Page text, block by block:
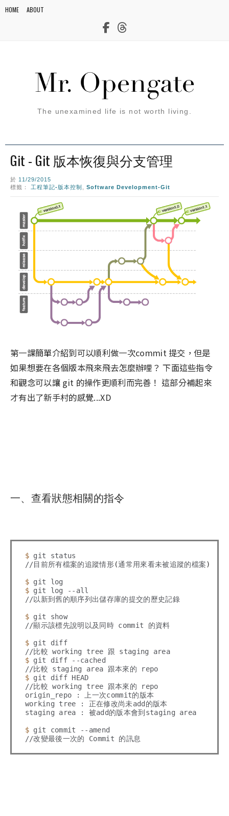
HOME ABOUT
The unexamined life is not worth living.
Git - Git 版本恢復與分支管理
於 11/29/2015
標籤： 工程筆記-版本控制 , Software Development-Git
第一課簡單介紹到可以順利做一次commit 提交，但是
如果想要在各個版本飛來飛去怎麼辦哩？ 下面這些指令
和觀念可以讓 git 的操作更順利而完善！ 這部分補起來
才有出了新手村的感覺...XD
一、查看狀態相關的指令
$ git status
//目前所有檔案的追蹤情形(通常用來看未被追蹤的檔案)
$
$ git log --all
//以新到舊的順序列出儲存庫的提交的歷史記錄
$ git show
//顯示該標先說明以及同時 commit 的資料
$ git diff
$ git diff --cached
$ git diff HEAD
//比較 working tree 跟本來的 repo
origin_repo : 上一次commit的版本
working tree : 正在修改尚未add的版本
staging area : 被add的版本會到staging area
$ git commit --amend